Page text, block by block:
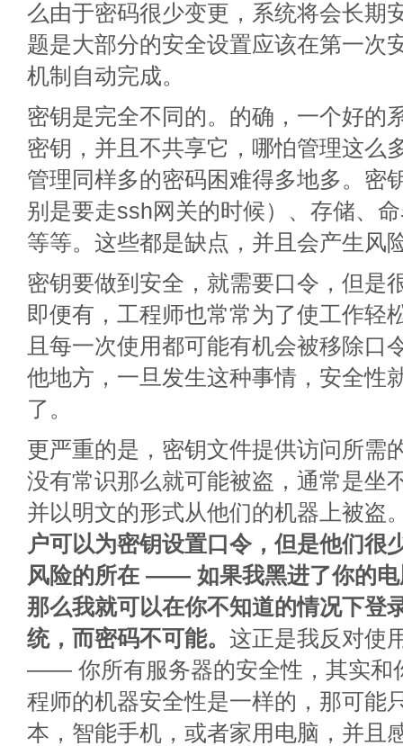
么由于密码很少变更，系统将会长期
题是大部分的安全设置应该在第一次
机制自动完成。
密钥是完全不同的。的确，一个好的
密钥，并且不共享它，哪怕管理这么
管理同样多的密码困难得多地多。密
别是要走ssh网关的时候）、存储、
等等。这些都是缺点，并且会产生风
密钥要做到安全，就需要口令，但是
即便有，工程师也常常为了使工作轻
且每一次使用都可能有机会被移除口
他地方，一旦发生这种事情，安全性
了。
更严重的是，密钥文件提供访问所需
没有常识那么就可能被盗，通常是坐
并以明文的形式从他们的机器上被盗
户可以为密钥设置口令，但是他们很
风险的所在 —— 如果我黑进了你的
那么我就可以在你不知道的情况下登
统，而密码不可能。 这正是我反对使
—— 你所有服务器的安全性，其实和
程师的机器安全性是一样的，那可能
本，智能手机，或者家用电脑，并且